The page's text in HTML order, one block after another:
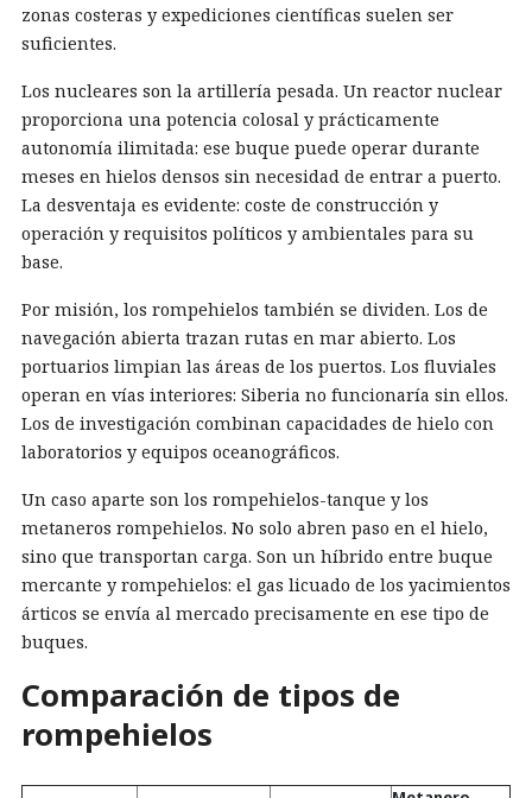
zonas costeras y expediciones científicas suelen ser
suficientes.
Los nucleares son la artillería pesada. Un reactor nuclear
proporciona una potencia colosal y prácticamente
autonomía ilimitada: ese buque puede operar durante
meses en hielos densos sin necesidad de entrar a puerto.
La desventaja es evidente: coste de construcción y
operación y requisitos políticos y ambientales para su
base.
Por misión, los rompehielos también se dividen. Los de
navegación abierta trazan rutas en mar abierto. Los
portuarios limpian las áreas de los puertos. Los fluviales
operan en vías interiores: Siberia no funcionaría sin ellos.
Los de investigación combinan capacidades de hielo con
laboratorios y equipos oceanográficos.
Un caso aparte son los rompehielos-tanque y los
metaneros rompehielos. No solo abren paso en el hielo,
sino que transportan carga. Son un híbrido entre buque
mercante y rompehielos: el gas licuado de los yacimientos
árticos se envía al mercado precisamente en ese tipo de
buques.
Comparación de tipos de
rompehielos